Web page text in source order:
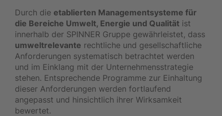
Durch die etablierten Managementsysteme für
die Bereiche Umwelt, Energie und Qualität ist
innerhalb der SPINNER Gruppe gewährleistet, dass
umweltrelevante rechtliche und gesellschaftliche
Anforderungen systematisch betrachtet werden
und im Einklang mit der Unternehmensstrategie
stehen. Entsprechende Programme zur Einhaltung
dieser Anforderungen werden fortlaufend
angepasst und hinsichtlich ihrer Wirksamkeit
bewertet.